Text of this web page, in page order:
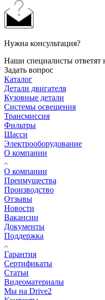
Нужна консультация?
Наши специалисты
Задать вопрос
Каталог
Детали двигателя
Кузовные детали
Системы освещения
Трансмиссия
Фильтры
Шасси
Электрооборудование
О компании
О компании
Преимущества
Производство
Отзывы
Новости
Вакансии
Документы
Поддержка
Гарантия
Сертификаты
Статьи
Видеоматериалы
Мы на Drive2